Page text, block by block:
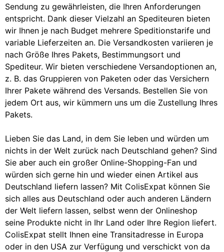
Sendung zu gewährleisten, die Ihren Anforderungen
entspricht. Dank dieser Vielzahl an Spediteuren bieten
wir Ihnen je nach Budget mehrere Speditionstarife und
variable Lieferzeiten an. Die Versandkosten variieren je
nach Größe Ihres Pakets, Bestimmungsort und
Spediteur. Wir bieten verschiedene Versandoptionen an,
z. B. das Gruppieren von Paketen oder das Versichern
Ihrer Pakete während des Versands. Bestellen Sie von
jedem Ort aus, wir kümmern uns um die Zustellung Ihres
Pakets.
Lieben Sie das Land, in dem Sie leben und würden um
nichts in der Welt zurück nach Deutschland gehen? Sind
Sie aber auch ein großer Online-Shopping-Fan und
würden sich gerne hin und wieder einen Artikel aus
Deutschland liefern lassen? Mit ColisExpat können Sie
sich alles aus Deutschland oder auch anderen Ländern
der Welt liefern lassen, selbst wenn der Onlineshop
seine Produkte nicht in Ihr Land oder Ihre Region liefert.
ColisExpat stellt Ihnen eine Transitadresse in Europa
oder in den USA zur Verfügung und verschickt von da